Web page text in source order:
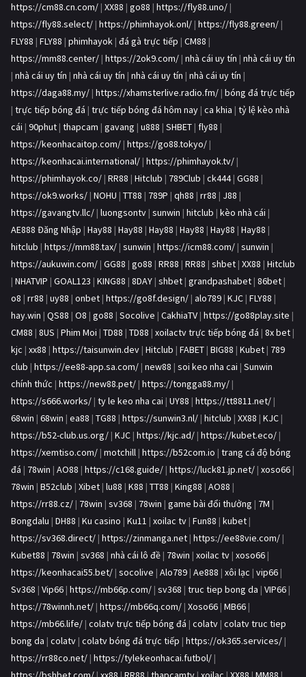
https://cm88.cn.com/ | XX88 | go88 | https://fly88.uno/ |
https://fly88.select/ | https://phimhayok.onl/ | https://fly88.green/ |
FLY88 | FLY88 | phimhayok | đá gà trực tiếp | CM88 |
https://mm88.center/ | https://2ok9.com/ | nhà cái uy tín | nhà cái uy tín
| nhà cái uy tín | nhà cái uy tín | nhà cái uy tín | nhà cái uy tín |
https://daga88.my/ | https://xhamsterlive.radio.fm/ | bóng đá trực tiếp
| trực tiếp bóng đá | trực tiếp bóng đá hôm nay | ca khia | tỷ lệ kèo nhà
cái | 90phut | thapcam | gavang | u888 | SHBET | fly88 |
https://keonhacaitop.com/ | https://go88.tokyo/ |
https://keonhacai.international/ | https://phimhayok.tv/ |
https://phimhayok.co/ | RR88 | Hitclub | 789Club | ck444| GG88 |
https://ok9.works/ | NOHU | TT88 | 789P | qh88 | rr88 | J88 |
https://gavangtv.llc/ | luongsontv | sunwin | hitclub | kèo nhà cái |
AE888 Đăng Nhập | Hay88 | Hay88 | Hay88 | Hay88 | Hay88 | Hay88 |
hitclub | https://mm88.tax/ | sunwin | https://icm88.com/ | sunwin |
https://aukuwin.com/ | GG88 | go88 | RR88 | RR88 | shbet | XX88 | Hitclub
| NHATVIP | GOAL123 | KING88 | 8DAY | shbet | grandpashabet | 86bet |
o8 | rr88 | uy88 | onbet | https://go8f.design/ | alo789 | KJC | FLY88 |
hay.win | QS88 | O8 | go88 | Socolive | CakhiaTV | https://go88play.site |
CM88 | 8US | Phim Moi | TD88 | TD88 | xoilactv trực tiếp bóng đá | 8x bet |
kjc | xx88 | https://taisunwin.dev | Hitclub | FABET | BIG88 | Kubet | 789
club | https://ee88-app.sa.com/ | new88 | soi keo nha cai | Sunwin
chính thức | https://new88.pet/ | https://tongga88.my/ |
https://s666.works/ | ty le keo nha cai | UY88 | https://tt8811.net/ |
68win | 68win | ea88 | TG88 | https://sunwin3.nl/ | hitclub | XX88 | KJC |
https://b52-club.us.org/ | KJC | https://kjc.ad/ | https://kubet.eco/ |
https://xemtiso.com/ | motchill | https://b52com.io | trang cá độ bóng
đá | 78win | AO88 | https://c168.guide/ | https://luck81.jp.net/ | xoso66 |
78win | B52club | Xibet | lu88 | K88 | TT88 | King88 | AO88 |
https://rr88.cz/ | 78win | sv368 | 78win | game bài đổi thưởng | 7M |
Bongdalu | DH88 | Ku casino | Ku11 | xoilac tv | Fun88 | kubet |
https://sv368.direct/ | https://zinmanga.net | https://ee88vie.com/ |
Kubet88 | 78win | sv368 | nhà cái lô đề | 78win | xoilac tv | xoso66 |
https://keonhacai55.bet/ | socolive | Alo789 | Ae888 | xôi lạc | vip66 |
Sv368 | Vip66 | https://mb66p.com/ | sv368 | truc tiep bong da | VIP66 |
https://78winnh.net/ | https://mb66q.com/ | Xoso66 | MB66 |
https://mb66.life/ | colatv trực tiếp bóng đá | colatv | colatv truc tiep
bong da | colatv | colatv bóng đá trực tiếp | https://ok365.services/ |
https://rr88co.net/ | https://tylekeonhacai.futbol/ |